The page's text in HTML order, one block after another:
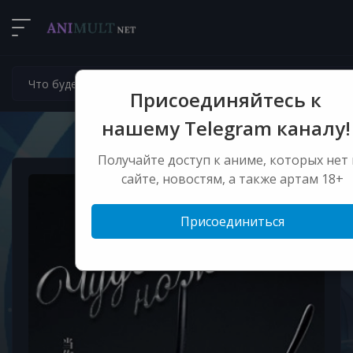
Присоединяйтесь к
нашему Telegram каналу!
Получайте доступ к аниме, которых нет
сайте, новостям, а также артам 18+
Присоединиться